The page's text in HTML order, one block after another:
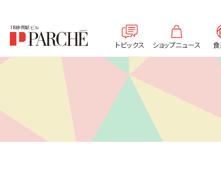
トピックス ショップニュース